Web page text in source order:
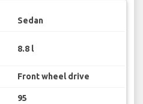
Sedan
8.8 l
Front wheel drive
95